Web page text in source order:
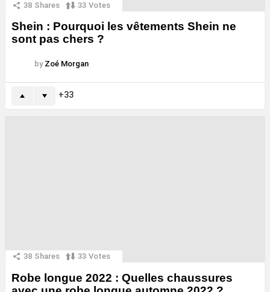
38 Shares 33 Votes
Shein : Pourquoi les vêtements Shein ne
sont pas chers ?
by Zoé Morgan
33
38 Shares 33 Votes
Robe longue 2022 : Quelles chaussures